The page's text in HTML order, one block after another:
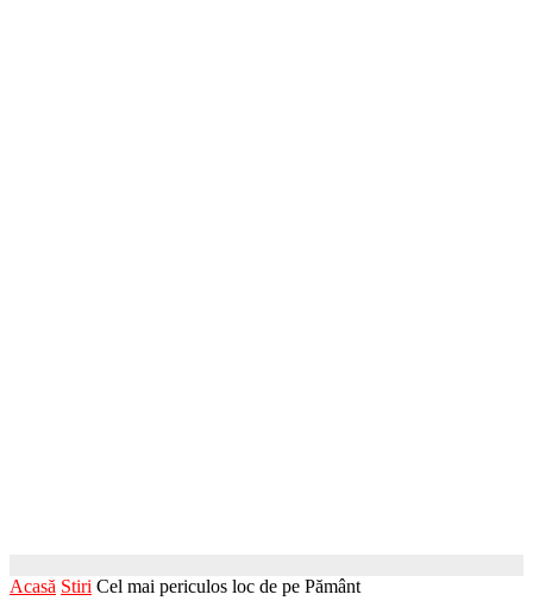
Acasă Stiri Cel mai periculos loc de pe Pământ